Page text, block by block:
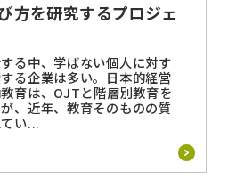
方を研究するプロジェ
る中、学ばない個人に対す
る企業は多い。日本的経営
育は、OJTと階層別教育を
、近年、教育そのものの質
い...